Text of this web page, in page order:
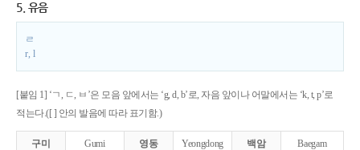
5. 유음
ㄹ
r, l
[붙임 1] ‘ㄱ, ㄷ, ㅂ’은 모음 앞에서는 ‘g, d, b’로, 자음 앞이나 어말에서는 ‘k, t, p’로
적는다.([ ] 안의 발음에 따라 표기함.)
구미 Gumi 영동 Yeongdong 백암 Baegam